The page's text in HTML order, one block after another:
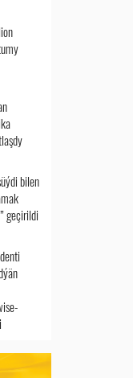
bilen
geçirildi